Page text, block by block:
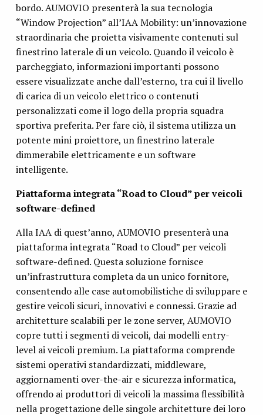
bordo. AUMOVIO presenterà la sua tecnologia
“Window Projection” all’IAA Mobility: un’innovazione
straordinaria che proietta visivamente contenuti sul
finestrino laterale di un veicolo. Quando il veicolo è
parcheggiato, informazioni importanti possono
essere visualizzate anche dall’esterno, tra cui il livello
di carica di un veicolo elettrico o contenuti
personalizzati come il logo della propria squadra
sportiva preferita. Per fare ciò, il sistema utilizza un
potente mini proiettore, un finestrino laterale
dimmerabile elettricamente e un software
intelligente.
Piattaforma integrata “Road to Cloud” per veicoli
software-defined
Alla IAA di quest’anno, AUMOVIO presenterà una
piattaforma integrata “Road to Cloud” per veicoli
software-defined. Questa soluzione fornisce
un’infrastruttura completa da un unico fornitore,
consentendo alle case automobilistiche di sviluppare e
gestire veicoli sicuri, innovativi e connessi. Grazie ad
architetture scalabili per le zone server, AUMOVIO
copre tutti i segmenti di veicoli, dai modelli entry-
level ai veicoli premium. La piattaforma comprende
sistemi operativi standardizzati, middleware,
aggiornamenti over-the-air e sicurezza informatica,
offrendo ai produttori di veicoli la massima flessibilità
nella progettazione delle singole architetture dei loro